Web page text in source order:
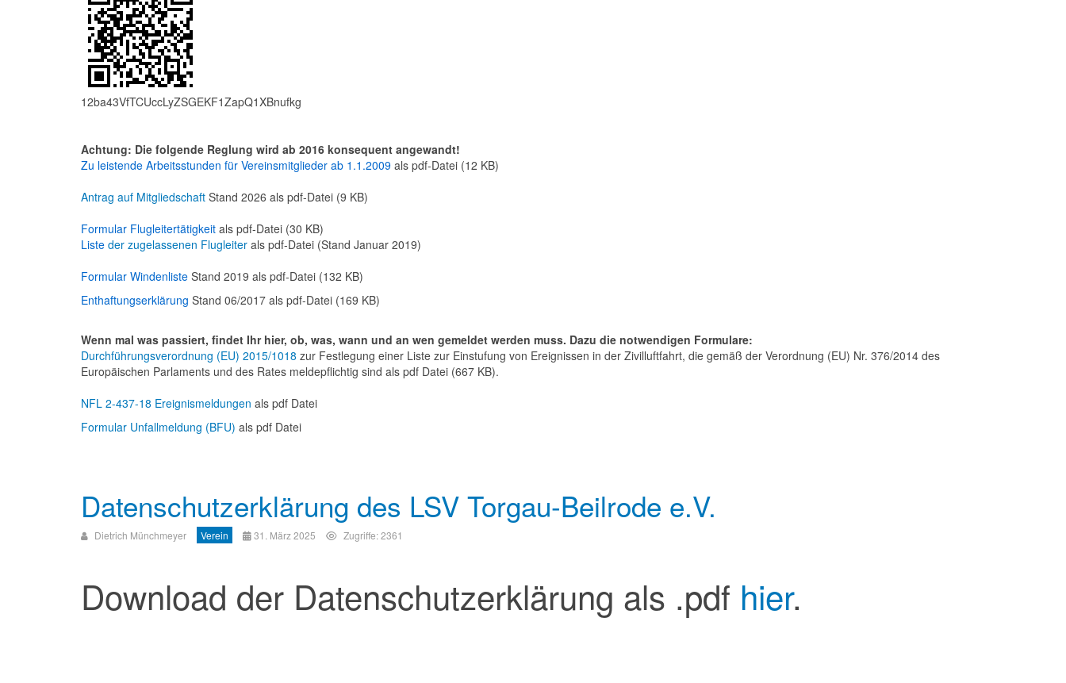
12ba43VfTCUccLyZSGEKF1ZapQ1XBnufkg
Achtung: Die folgende Reglung wird ab 2016 konsequent angewandt!
Zu leistende Arbeitsstunden für Vereinsmitglieder ab 1.1.2009 als pdf-Datei (12 KB)
Antrag auf Mitgliedschaft Stand 2026 als pdf-Datei (9 KB)
Formular Flugleitertätigkeit als pdf-Datei (30 KB)
Liste der zugelassenen Flugleiter als pdf-Datei (Stand Januar 2019)
Formular Windenliste Stand 2019 als pdf-Datei (132 KB)
Enthaftungserklärung Stand 06/2017 als pdf-Datei (169 KB)
Wenn mal was passiert, findet Ihr hier, ob, was, wann und an wen gemeldet werden muss. Dazu die notwendigen Formulare:
Durchführungsverordnung (EU) 2015/1018 zur Festlegung einer Liste zur Einstufung von Ereignissen in der Zivilluftfahrt, die gemäß der Verordnung (EU) Nr. 376/2014 des
Europäischen Parlaments und des Rates meldepflichtig sind als pdf Datei (667 KB).
NFL 2-437-18 Ereignismeldungen als pdf Datei
Formular Unfallmeldung (BFU) als pdf Datei
Datenschutzerklärung des LSV Torgau-Beilrode e.V.
Dietrich Münchmeyer Verein 31. März 2025 Zugriffe: 2361
Download der Datenschutzerklärung als .pdf hier.